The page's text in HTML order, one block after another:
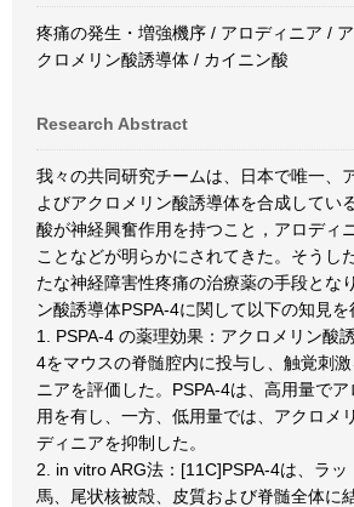
疼痛の発生・増強機序 / アロディニア /
クロメリン酸誘導体 / カイニン酸
Research Abstract
我々の共同研究チームは、日本で唯一、
よびアクロメリン酸誘導体を合成してい
酸が神経興奮作用を持つこと，アロディ
ことなどが明らかにされてきた。そうし
たな神経障害性疼痛の治療薬の手段とな
ン酸誘導体PSPA-4に関して以下の知見を
1. PSPA-4 の薬理効果：アクロメリン酸
4をマウスの脊髄腔内に投与し、触覚刺
ニアを評価した。PSPA-4は、高用量で
用を有し、一方、低用量では、アクロメ
ディニアを抑制した。
2. in vitro ARG法：[11C]PSPA-4は、ラ
馬、尾状核被殻、皮質および脊髄全体に